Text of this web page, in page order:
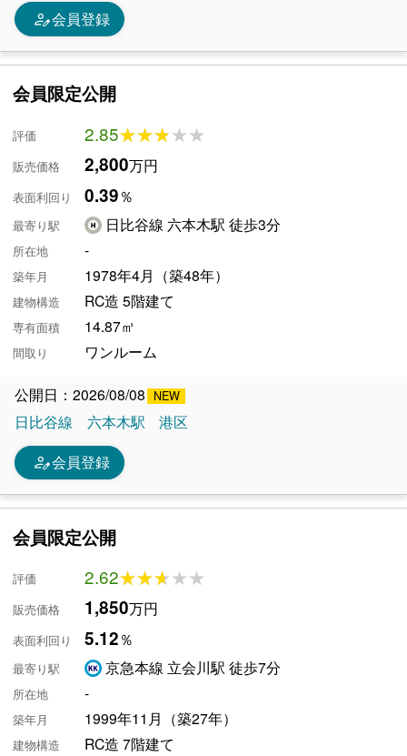
person_edit会員登録
会員限定公開
評価 2.85★★★★★
★★★★★
販売価格 2,800万円
表面利回り 0.39％
最寄り駅 日比谷線 六本木駅 徒歩3分
所在地 -
築年月 1978年4月（築48年）
建物構造 RC造 5階建て
専有面積 14.87㎡
間取り ワンルーム
公開日：2026/08/08
日比谷線
六本木駅 港区
person_edit会員登録
会員限定公開
評価 2.62★★★★★
★★★★★
販売価格 1,850万円
表面利回り 5.12％
最寄り駅 京急本線 立会川駅 徒歩7分
所在地 -
築年月 1999年11月（築27年）
建物構造 RC造 7階建て